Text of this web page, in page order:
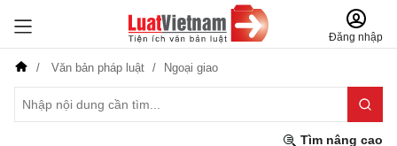
Đăng nhập
Văn bản pháp luật Ngoại giao
Tìm nâng cao